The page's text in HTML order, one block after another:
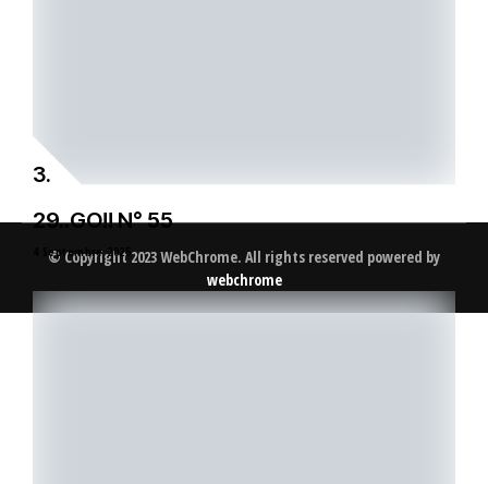
29..GO!! N° 55
4 Septembre 2025
© Copyright 2023 WebChrome. All rights reserved powered by
webchrome